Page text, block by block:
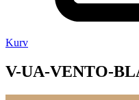
Kurv
V-UA-VENTO-